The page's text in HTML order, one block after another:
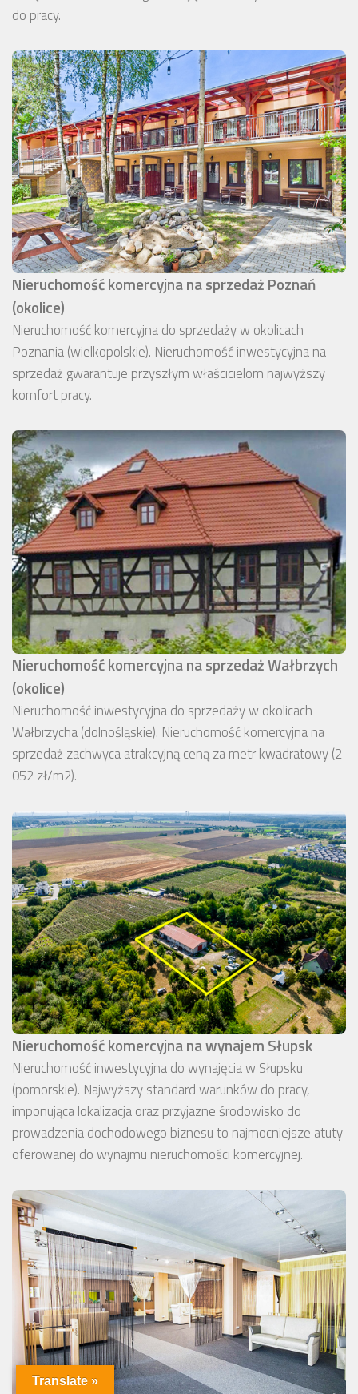
do pracy.
Nieruchomość komercyjna na sprzedaż Poznań
(okolice)
Nieruchomość komercyjna do sprzedaży w okolicach
Poznania (wielkopolskie). Nieruchomość inwestycyjna na
sprzedaż gwarantuje przyszłym właścicielom najwyższy
komfort pracy.
Nieruchomość komercyjna na sprzedaż Wałbrzych
(okolice)
Nieruchomość inwestycyjna do sprzedaży w okolicach
Wałbrzycha (dolnośląskie). Nieruchomość komercyjna na
sprzedaż zachwyca atrakcyjną ceną za metr kwadratowy (2
052 zł/m2).
Nieruchomość komercyjna na wynajem Słupsk
Nieruchomość inwestycyjna do wynajęcia w Słupsku
(pomorskie). Najwyższy standard warunków do pracy,
imponująca lokalizacja oraz przyjazne środowisko do
prowadzenia dochodowego biznesu to najmocniejsze atuty
oferowanej do wynajmu nieruchomości komercyjnej.
Translate »